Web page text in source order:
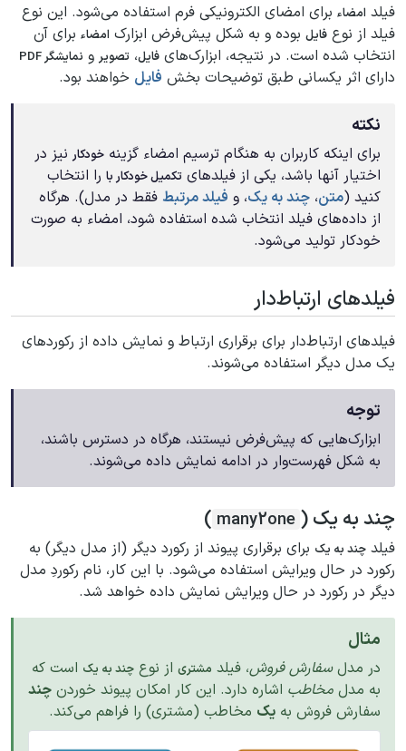
فیلد امضاء برای امضای الکترونیکی فرم استفاده می‌شود. این نوع
فیلد از نوع فایل بوده و به شکل پیش‌فرض ابزارک امضاء برای آن
انتخاب شده است. در نتیجه، ابزارک‌های فایل، تصویر و نمایشگر PDF
دارای اثر یکسانی طبق توضیحات بخش فایل خواهند بود.
نکته
برای اینکه کاربران به هنگام ترسیم امضاء گزینه خودکار نیز در
اختیار آنها باشد، یکی از فیلدهای تکمیل خودکار با را انتخاب
کنید (متن، چند به یک، و فیلد مرتبط فقط در مدل). هرگاه
از داده‌های فیلد انتخاب شده استفاده شود، امضاء به صورت
خودکار تولید می‌شود.
فیلدهای ارتباط‌دار
فیلدهای ارتباط‌دار برای برقراری ارتباط و نمایش داده از رکوردهای
یک مدل دیگر استفاده می‌شوند.
توجه
ابزارک‌هایی که پیش‌فرض نیستند، هرگاه در دسترس باشند،
به شکل فهرست‌وار در ادامه نمایش داده می‌شوند.
چند به یک ( many2one
)
فیلد چند به یک برای برقراری پیوند از رکورد دیگر (از مدل دیگر) به
رکورد در حال ویرایش استفاده می‌شود. با این کار، نام رکوردِ مدل
دیگر در رکورد در حال ویرایش نمایش داده خواهد شد.
مثال
در مدلسفارش فروش، فیلد مشتری از نوع چند به یک است که
به مدل مخاطب اشاره دارد. این کار امکان پیوند خوردن چند
سفارش فروش به یک مخاطب (مشتری) را فراهم می‌کند.